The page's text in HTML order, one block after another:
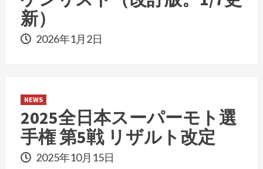
新）
2026年1月2日
NEWS
2025全日本スーパーモト選
手権 第5戦 リザルト改定
2025年10月15日